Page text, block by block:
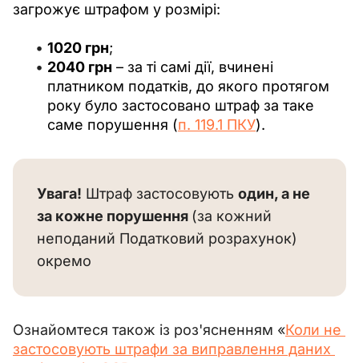
загрожує штрафом у розмірі:
1020 грн;
2040 грн – за ті самі дії, вчинені
платником податків, до якого протягом
року було застосовано штраф за таке
саме порушення (п. 119.1 ПКУ).
Увага! Штраф застосовують один, а не
за кожне порушення (за кожний
неподаний Податковий розрахунок)
окремо
Ознайомтеся також із роз'ясненням «Коли не
застосовують штрафи за виправлення даних